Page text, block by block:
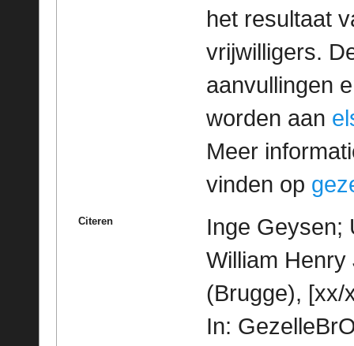
het resultaat
vrijwilligers.
aanvullingen
worden aan
Meer
vinden op
Citeren
Inge Geysen;
William
(Brugge), [xx/
In: